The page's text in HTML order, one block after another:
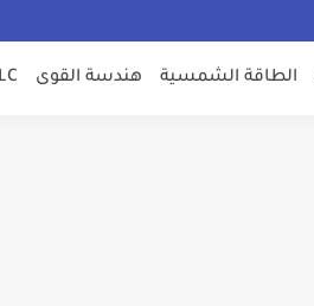
الطاقة الشمسية هندسة القوى